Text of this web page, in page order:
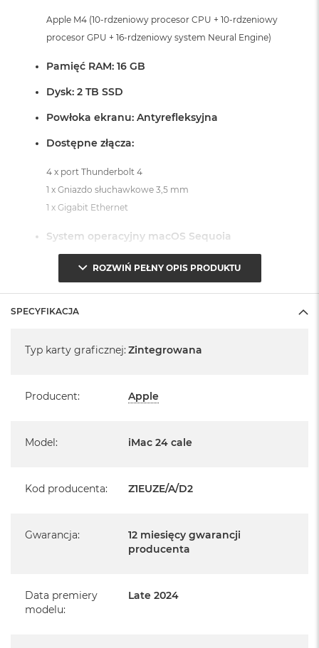
Apple M4 (10-rdzeniowy procesor CPU + 10-rdzeniowy
procesor GPU + 16-rdzeniowy system Neural Engine)
Pamięć RAM: 16 GB
Dysk: 2 TB SSD
Powłoka ekranu: Antyrefleksyjna
Dostępne złącza:
4 x port Thunderbolt 4
1 x Gniazdo słuchawkowe 3,5 mm
1 x Gigabit Ethernet
System operacyjny macOS Sequoia
- lub nowszy, z darmową aktualizacją.
Informacje o produkcie:
Posiada pełną, 12 miesięczną gwarancję
Realizowaną w każdym autoryzowanym punkcie
Szczegółowe informacje na ten temat uzyskają Państwo
kontaktując się z naszym handlowcem.
Posiada system operacyjny macOS w języku
polskim oraz polskie menu
ROZWIŃ PEŁNY OPIS PRODUKTU
SPECYFIKACJA
Typ karty graficznej: Zintegrowana
Producent: Apple
Model: iMac 24 cale
Kod producenta: Z1EUZE/A/D2
Gwarancja:
12 miesięcy gwarancji
producenta
Data premiery
modelu:
Late 2024